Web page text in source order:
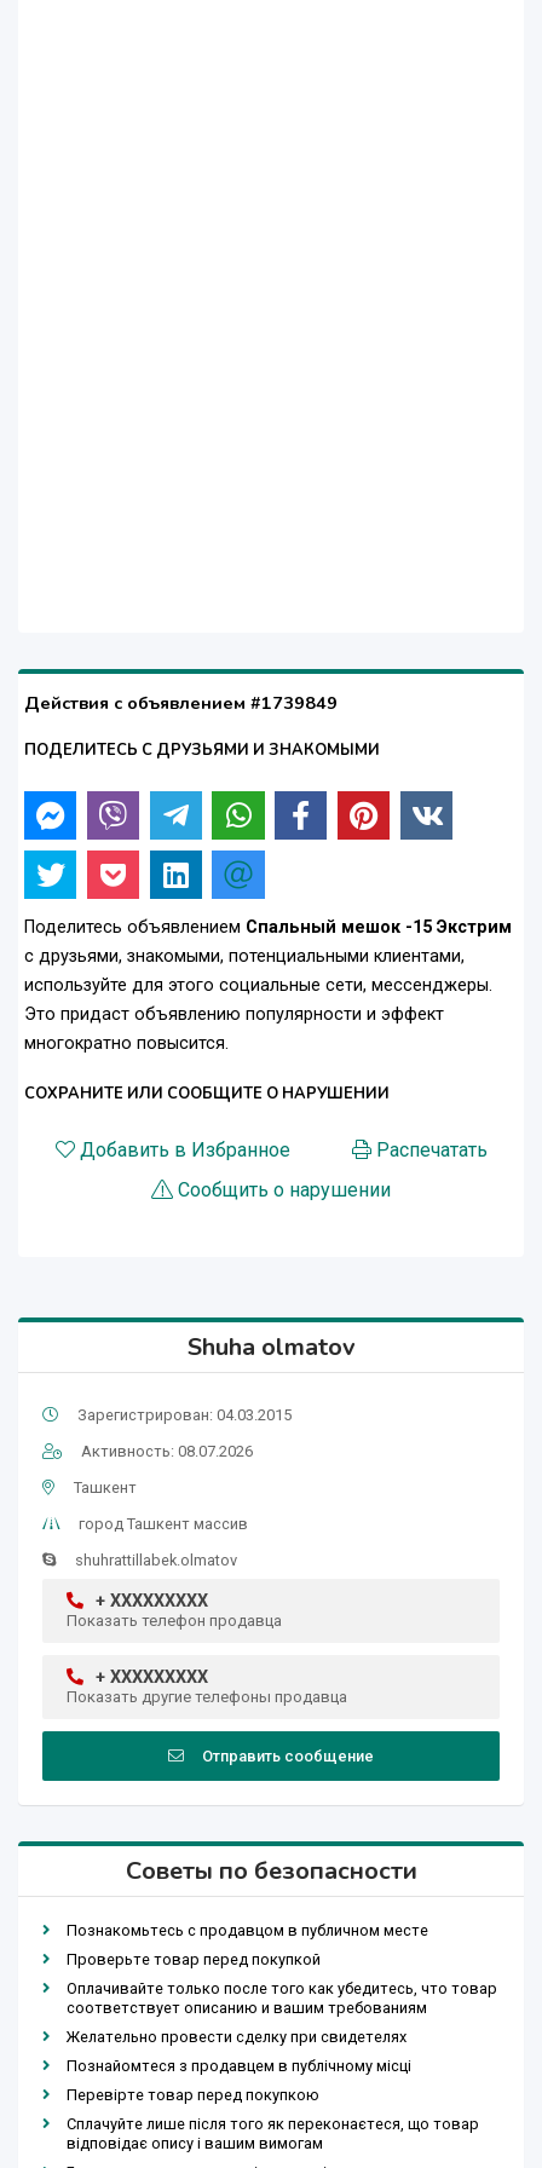
Действия с объявлением #1739849
ПОДЕЛИТЕСЬ С ДРУЗЬЯМИ И ЗНАКОМЫМИ
Поделитесь объявлением Спальный мешок -15 Экстрим
с друзьями, знакомыми, потенциальными клиентами,
используйте для этого социальные сети, мессенджеры.
Это придаст объявлению популярности и эффект
многократно повысится.
СОХРАНИТЕ ИЛИ СООБЩИТЕ О НАРУШЕНИИ
Добавить в Избранное
Распечатать
Сообщить о нарушении
Shuha olmatov
Зарегистрирован: 04.03.2015
Активность: 08.07.2026
Ташкент
город Ташкент массив
shuhrattillabek.olmatov
+ XXXXXXXXX
Показать телефон продавца
+ XXXXXXXXX
Показать другие телефоны продавца
Отправить сообщение
Советы по безопасности
Познакомьтесь с продавцом в публичном месте
Проверьте товар перед покупкой
Оплачивайте только после того как убедитесь, что товар
соответствует описанию и вашим требованиям
Желательно провести сделку при свидетелях
Познайомтеся з продавцем в публічному місці
Перевірте товар перед покупкою
Сплачуйте лише після того як переконаєтеся, що товар
відповідає опису і вашим вимогам